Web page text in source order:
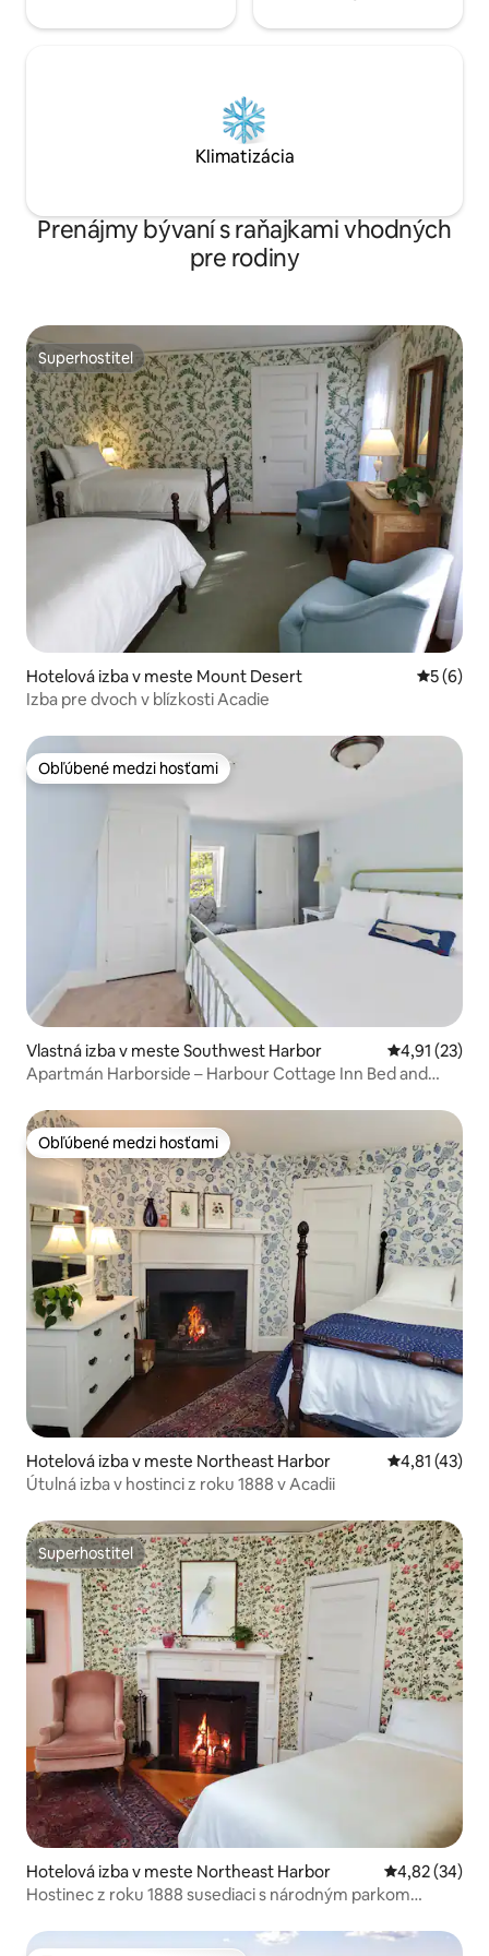
Klimatizácia
Prenájmy bývaní s raňajkami vhodných
pre rodiny
Superhostiteľ
Superhostiteľ
Hotelová izba v meste Mount Desert
5 (6)
Izba pre dvoch v blízkosti Acadie
Obľúbené medzi hosťami
Obľúbené medzi hosťami
Vlastná izba v meste Southwest Harbor Priemerné
4,91 (23)
Apartmán Harborside – Harbour Cottage Inn Bed and
Obľúbené medzi hosťami
Obľúbené medzi hosťami
Hotelová izba v meste Northeast Harbor Priemerné
4,81 (43)
Útulná izba v hostinci z roku 1888 v Acadii
Superhostiteľ
Superhostiteľ
Hotelová izba v meste Northeast Harbor Priemerné
4,82 (34)
Hostinec z roku 1888 susediaci s národným parkom